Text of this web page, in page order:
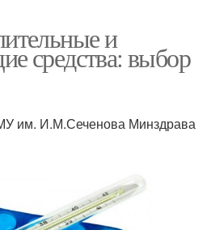
и
средства: выбор
им. И.М.Сеченова Минздрава